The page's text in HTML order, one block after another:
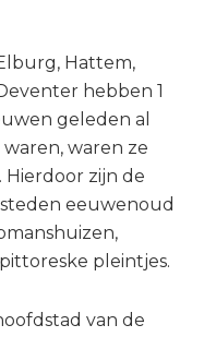
Hattem,
hebben 1
geleden al
waren ze
zijn de
eeuwenoud
pleintjes.
van de